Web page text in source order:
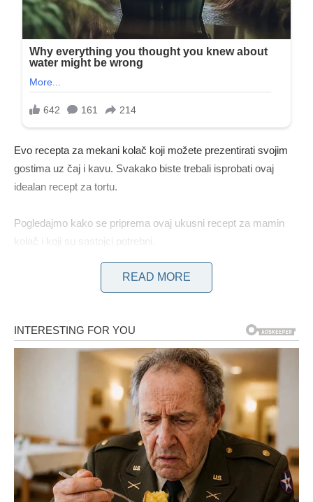
Evo recepta za mekani kolač koji možete prezentirati svojim
gostima uz čaj i kavu. Svakako biste trebali isprobati ovaj
idealan recept za tortu.
Pogledajmo kako se priprema ovaj ukusni recept za mamin
kolač i koji su sastojci potrebni.
POTREBNI SASTOJCI SU SLJEDEĆI:
žličica ulja, 2,5 šalice brašna, 1 vrećica praška za pecivo i 2
žlice kakaa u prahu zajedno s komadićima čokolade.
KAKO PRIPREMITI UKUSNU TORTICU?
U odgovarajuću zdjelu pomiješajte jaja, vaniliju i šećer, pa
mikserom mutite 3-4 minute. Zatim u smjesu umiješajte jogurt
i ulje te nastavite miksati.
READ MORE